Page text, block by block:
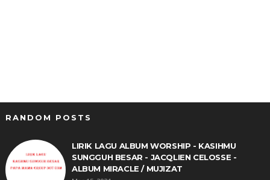
RANDOM POSTS
LIRIK LAGU ALBUM WORSHIP - KASIHMU
SUNGGUH BESAR - JACQLIEN CELOSSE -
ALBUM MIRACLE / MUJIZAT